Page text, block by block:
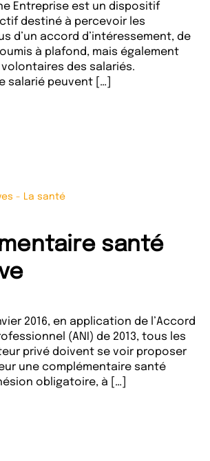
Entreprise est un dispositif
destiné à percevoir les
d’un accord d’intéressement, de
à plafond, mais également
volontaires des salariés.
salarié peuvent […]
- La santé
santé
2016, en application de l’Accord
(ANI) de 2013, tous les
privé doivent se voir proposer
une complémentaire santé
obligatoire, à […]